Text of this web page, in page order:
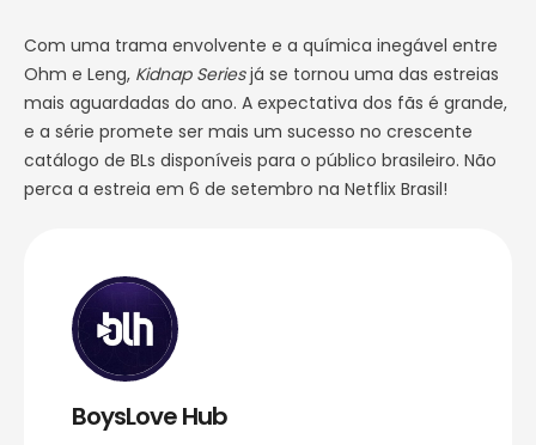
Com uma trama envolvente e a química inegável entre
Ohm e Leng, Kidnap Seriesjá se tornou uma das estreias
mais aguardadas do ano. A expectativa dos fãs é grande,
e a série promete ser mais um sucesso no crescente
catálogo de BLs disponíveis para o público brasileiro. Não
perca a estreia em 6 de setembro na Netflix Brasil!
BoysLove Hub